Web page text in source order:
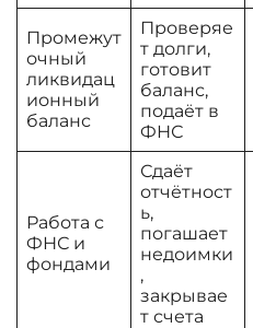
Промежут
очный
ликвидац
ионный
баланс
Проверяе
т долги,
готовит
баланс,
подаёт в
ФНС
Работа с
ФНС и
фондами
Сдаёт
отчётност
ь,
погашает
недоимки
,
закрывае
т счета